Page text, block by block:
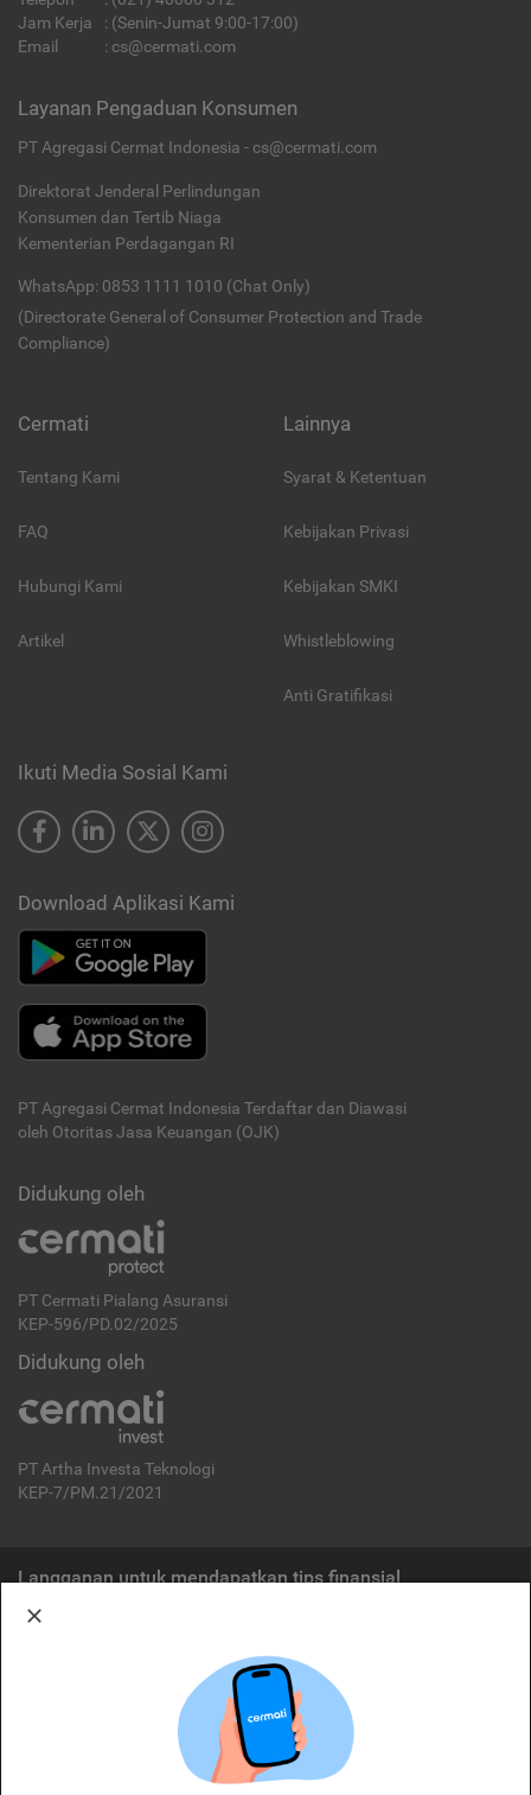
Jam Kerja
: (Senin-Jumat 9:00-17:00)
Email
: cs@cermati.com
Layanan Pengaduan Konsumen
PT Agregasi Cermat Indonesia - cs@cermati.com
Direktorat Jenderal Perlindungan
Konsumen dan Tertib Niaga
Kementerian Perdagangan RI
WhatsApp: 0853 1111 1010 (Chat Only)
(Directorate General of Consumer Protection and Trade
Compliance)
Cermati
Tentang Kami
FAQ
Hubungi Kami
Artikel
Lainnya
Syarat & Ketentuan
Kebijakan Privasi
Kebijakan SMKI
Whistleblowing
Anti Gratifikasi
Ikuti Media Sosial Kami
Download Aplikasi Kami
PT Agregasi Cermat Indonesia Terdaftar dan Diawasi
oleh Otoritas Jasa Keuangan (OJK)
Didukung oleh
PT Cermati Pialang Asuransi
KEP-596/PD.02/2025
Didukung oleh
PT Artha Investa Teknologi
KEP-7/PM.21/2021
Langganan untuk mendapatkan tips finansial
Cermati merupakan penyelenggara agregasi jasa keuangan yang terdaftar di
OJK. Oleh karena itu, produk dan/atau layanan jasa keuangan yang
ditawarkan bukan merupakan produk dan/atau layanan jasa keuangan yang
diterbitkan oleh Cermati dan Cermati tidak bertanggung jawab atas tuntutan